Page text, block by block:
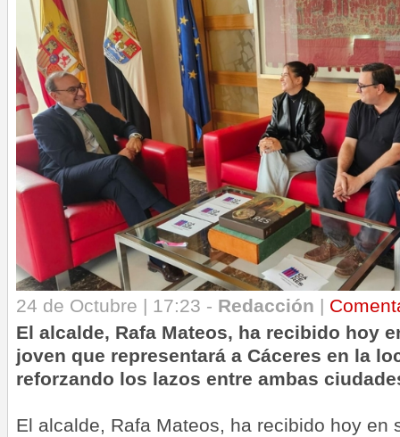
24 de Octubre | 17:23 - Redacción |
El alcalde, Rafa Mateos, ha recibido hoy
joven que representará a Cáceres en la
reforzando los lazos entre ambas
El alcalde, Rafa Mateos, ha recibido hoy en